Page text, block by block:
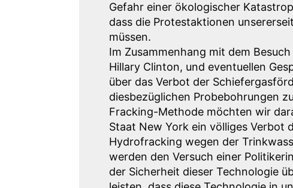
Gefahr einer ökologischer
dass die Protestaktionen
müssen.
Im Zusammenhang mit dem
Hillary Clinton, und eventuellen
über das Verbot der
diesbezüglichen Probebohrungen
Fracking-Methode möchten wir
Staat New York ein völliges Verbot
Hydrofracking wegen der
werden den Versuch einer
der Sicherheit dieser Technologie